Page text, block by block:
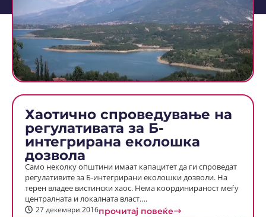
Хаотично спроведување на
регулативата за Б-
интегрирана еколошка
дозвола
Само неколку општини имаат капацитет да ги спроведат
регулативите за Б-интегрирани еколошки дозволи. На
терен владее вистински хаос. Нема координираност меѓу
централната и локалната власт….
27 декември 2016прочитај повеќе